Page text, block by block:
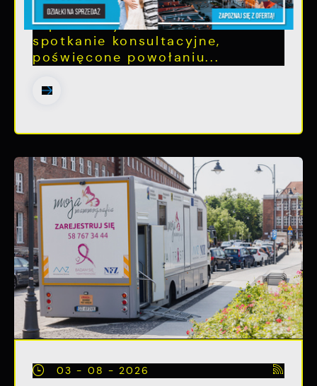
Szanowni Państwo, serdecznie
zapraszamy na otwarte
spotkanie konsultacyjne,
poświęcone powołaniu...
03 - 08 - 2026